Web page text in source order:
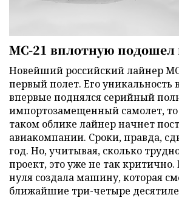
МС-21 вплотную подошел
Новейший российский лайнер
первый полет. Его уникальность
впервые поднялся серийный
импортозамещенный самолет, то
таком облике лайнер начнет
авиакомпании. Сроки, правда,
год. Но, учитывая, сколько
проект, это уже не так критично.
нуля создала машину, которая
ближайшие три-четыре